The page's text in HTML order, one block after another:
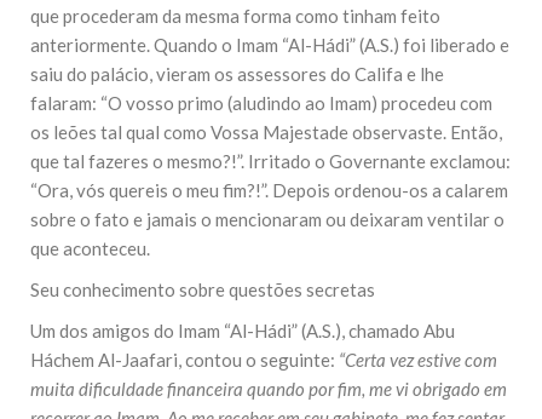
que procederam da mesma forma como tinham feito
anteriormente. Quando o Imam “Al-Hádi” (A.S.) foi liberado e
saiu do palácio, vieram os assessores do Califa e lhe
falaram: “O vosso primo (aludindo ao Imam) procedeu com
os leões tal qual como Vossa Majestade observaste. Então,
que tal fazeres o mesmo?!”. Irritado o Governante exclamou:
“Ora, vós quereis o meu fim?!”. Depois ordenou-os a calarem
sobre o fato e jamais o mencionaram ou deixaram ventilar o
que aconteceu.
Seu conhecimento sobre questões secretas
Um dos amigos do Imam “Al-Hádi” (A.S.), chamado Abu
Háchem Al-Jaafari, contou o seguinte: “Certa vez estive com
muita dificuldade financeira quando por fim, me vi obrigado em